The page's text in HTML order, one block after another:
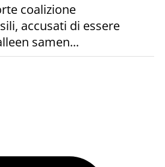
coalizione
accusati di essere
samen...